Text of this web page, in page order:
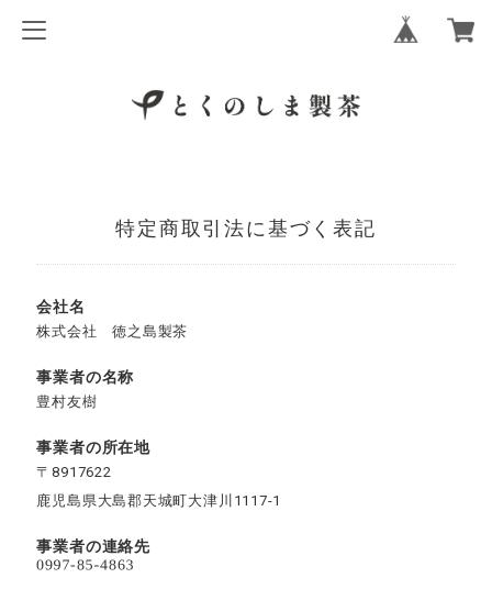
特定商取引法に基づく表記
会社名
株式会社 徳之島製茶
事業者の名称
豊村友樹
事業者の所在地
〒8917622
鹿児島県大島郡天城町大津川1117-1
事業者の連絡先